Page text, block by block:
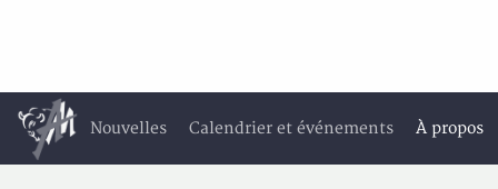
Nouvelles Calendrier et événements À propos